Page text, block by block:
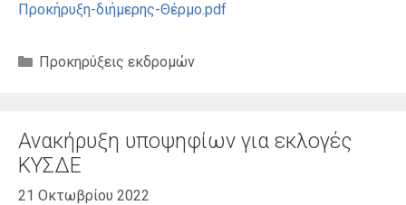
Προκήρυξη-διήμερης-Θέρμο.pdf
Κατηγορίες
Προκηρύξεις εκδρομών
Ανακήρυξη υποψηφίων για εκλογές
ΚΥΣΔΕ
21 Οκτωβρίου 2022